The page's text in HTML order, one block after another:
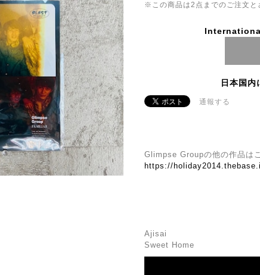
※この商品は2点までのご注文と
日本国内
通報する
Glimpse Groupの他の作品は
https://
Ajisai
Sweet Home